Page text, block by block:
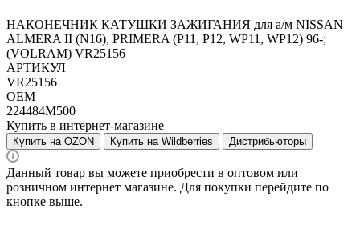
НАКОНЕЧНИК КАТУШКИ ЗАЖИГАНИЯ для а/м NISSAN
ALMERA II (N16), PRIMERA (P11, P12, WP11, WP12) 96-;
(VOLRAM) VR25156
АРТИКУЛ
VR25156
OEM
224484M500
Купить в интернет-магазине
Купить на OZON Купить на Wildberries Дистрибьюторы
Данный товар вы можете приобрести в оптовом или
розничном интернет магазине. Для покупки перейдите по
кнопке выше.